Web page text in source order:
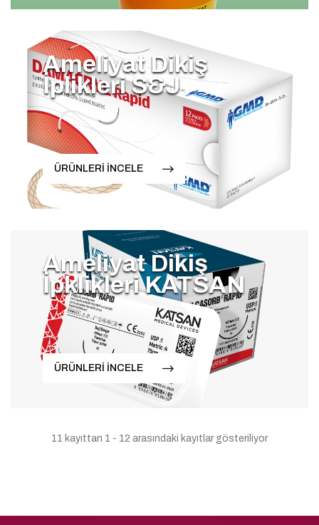
Ameliyat Dikiş
İplikleri S&J
ÜRÜNLERİ İNCELE
Ameliyat Dikiş
İpklikleri KATSAN
ÜRÜNLERİ İNCELE
11 kayıttan 1 - 12 arasındaki kayıtlar gösteriliyor